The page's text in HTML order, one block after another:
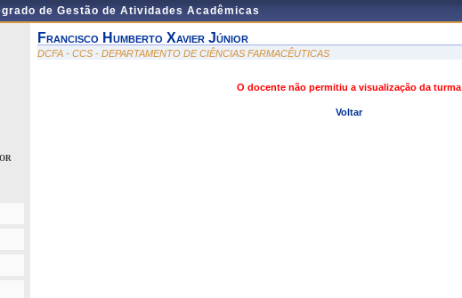
de Gestão de Atividades Acadêmicas
Francisco Humberto Xavier Júnior
DCFA - CCS - DEPARTAMENTO DE CIÊNCIAS FARMACÊUTICAS
O docente não permitiu a visualização da turma
Voltar